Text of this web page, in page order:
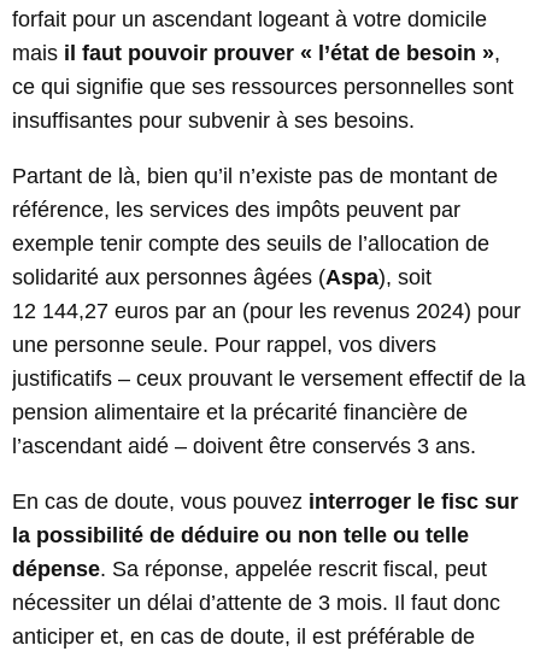
forfait pour un ascendant logeant à votre domicile
mais il faut pouvoir prouver « l’état de besoin »,
ce qui signifie que ses ressources personnelles sont
insuffisantes pour subvenir à ses besoins.
Partant de là, bien qu’il n’existe pas de montant de
référence, les services des impôts peuvent par
exemple tenir compte des seuils de l’allocation de
solidarité aux personnes âgées (Aspa), soit
12 144,27 euros par an (pour les revenus 2024) pour
une personne seule. Pour rappel, vos divers
justificatifs – ceux prouvant le versement effectif de la
pension alimentaire et la précarité financière de
l’ascendant aidé – doivent être conservés 3 ans.
En cas de doute, vous pouvez interroger le fisc sur
la possibilité de déduire ou non telle ou telle
dépense. Sa réponse, appelée rescrit fiscal, peut
nécessiter un délai d’attente de 3 mois. Il faut donc
anticiper et, en cas de doute, il est préférable de